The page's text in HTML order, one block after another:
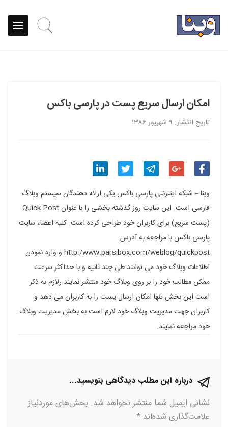
امکان ارسال سریع پست در پارسی باکس
تاریخ انتشار: ۹ شهریور ۱۳۸۶
گذاری
در
فیسبوک
گذاری
در
گوگل
پلاس
گذاری
در
تلگرام
گذاری
در
توییتر
گذاری
در
وبنا – شبکه اینترنتی پارسی باکس یکی ارائه دهندگان سیستم وبلاگ
فارسی است. این سایت روز گذشته بخشی را با عنوان Quick Post
(پست سریع) برای کاربران خود طراحی کرده است. کلیه اعضاء سایت
پارسی باکس با مراجعه به آدرس
http:/www.parsibox.com/weblog/quickpost و وارد نمودن
اطلاعات وبلاگ خود می توانند طی چند ثانیه و با حداکثر سرعت
ممکن مطالب خود را بر روی وبلاگ خود منتشر نمایند.رلازم به ذکر
است این بخش تنها امکان ارسال پست را به کاربران می دهد و
کاربران جهت مدیریت وبلاگ خود لازم است به بخش مدیریت وبلاگ
خود مراجعه نمایند.
درباره این مطلب دیدگاهی بنویسید...
نشانی ایمیل شما منتشر نخواهد شد. بخش‌های موردنیاز
علامت‌گذاری شده‌اند *